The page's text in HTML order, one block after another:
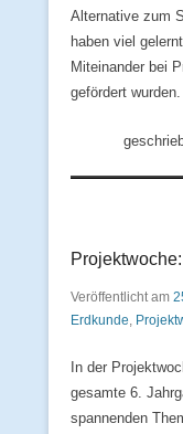
Alternative zum
haben viel
Miteinander bei
gefördert wurden.
Veröffentlicht am
Erdkunde,
In der
gesamte 6.
spannenden